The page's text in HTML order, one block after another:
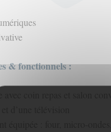
& fonctionnels :
coin repas et salon
d’une télévision
équipée : four, micro-